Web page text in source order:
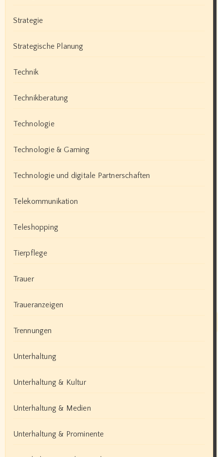
Strategie
Strategische Planung
Technik
Technikberatung
Technologie
Technologie & Gaming
Technologie und digitale Partnerschaften
Telekommunikation
Teleshopping
Tierpflege
Trauer
Traueranzeigen
Trennungen
Unterhaltung
Unterhaltung & Kultur
Unterhaltung & Medien
Unterhaltung & Prominente